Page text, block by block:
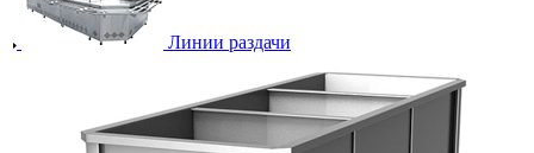
Линии раздачи